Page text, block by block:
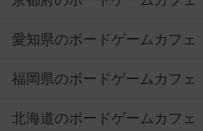
愛知県のボードゲームカフェ
福岡県のボードゲームカフェ
北海道のボードゲームカフェ